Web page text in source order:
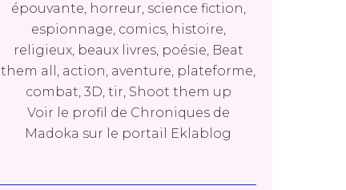
épouvante, horreur, science fiction,
espionnage, comics, histoire,
religieux, beaux livres, poésie, Beat
them all, action, aventure, plateforme,
combat, 3D, tir, Shoot them up
Voir le profil de Chroniques de
Madoka sur le portail Eklablog